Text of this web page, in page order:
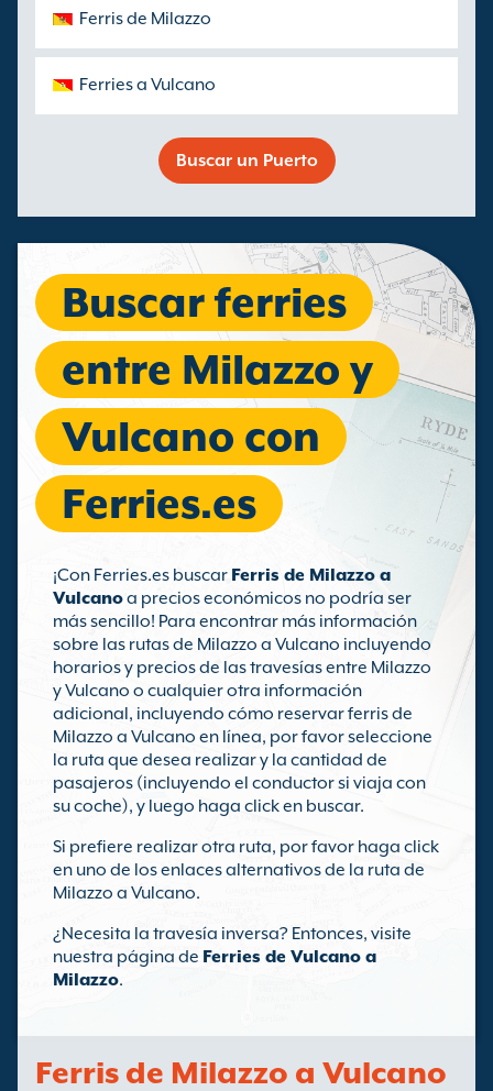
Ferris de Milazzo
Ferries a Vulcano
Buscar un Puerto
Buscar ferries
entre Milazzo y
Vulcano con
Ferries.es
¡Con Ferries.es buscar Ferris de Milazzo a
Vulcanoa precios económicos no podría ser
más sencillo! Para encontrar más información
sobre las rutas de Milazzo a Vulcano incluyendo
horarios y precios de las travesías entre Milazzo
y Vulcano o cualquier otra información
adicional, incluyendo cómo reservar ferris de
Milazzo a Vulcano en línea, por favor seleccione
la ruta que desea realizar y la cantidad de
pasajeros (incluyendo el conductor si viaja con
su coche), y luego haga click en buscar.
Si prefiere realizar otra ruta, por favor haga click
en uno de los enlaces alternativos de la ruta de
Milazzo a Vulcano.
¿Necesita la travesía inversa? Entonces, visite
nuestra página de Ferries de Vulcano a
Milazzo.
Ferris de Milazzo a Vulcano